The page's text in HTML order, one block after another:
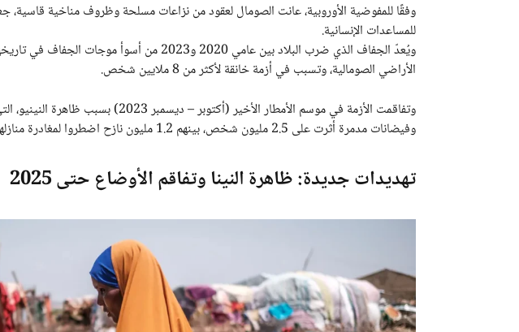
وفقًا للمفوضية الأوروبية، عانت الصومال لعقود من نزاعات مسلحة وظروف مناخية قاسية،
للمساعدات الإنسانية.
الأراضي الصومالية، وتسبب في أزمة خانقة لأكثر من 8 ملايين شخص.
وتفاقمت الأزمة في موسم الأمطار الأخير (أكتوبر –
وفيضانات مدمرة أثرت على 2.5 مليون شخص، بينهم 1.2 مليون نازح اضطروا لمغادرة منازلهم.
تهديدات جديدة: ظاهرة النينا وتفاقم الأوضاع حتى 2025